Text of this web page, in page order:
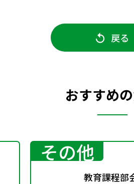
戻る
おすすめ
その他
教育課程